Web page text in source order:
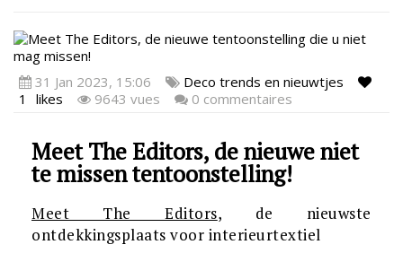
31 Jan 2023, 15:06
Deco trends en nieuwtjes
1
likes 9643 vues 0 commentaires
Meet The Editors, de nieuwe niet
te missen tentoonstelling!
Meet The Editors, de nieuwste
ontdekkingsplaats voor interieurtextiel